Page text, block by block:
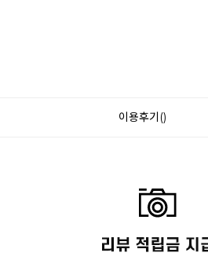
이용후기()